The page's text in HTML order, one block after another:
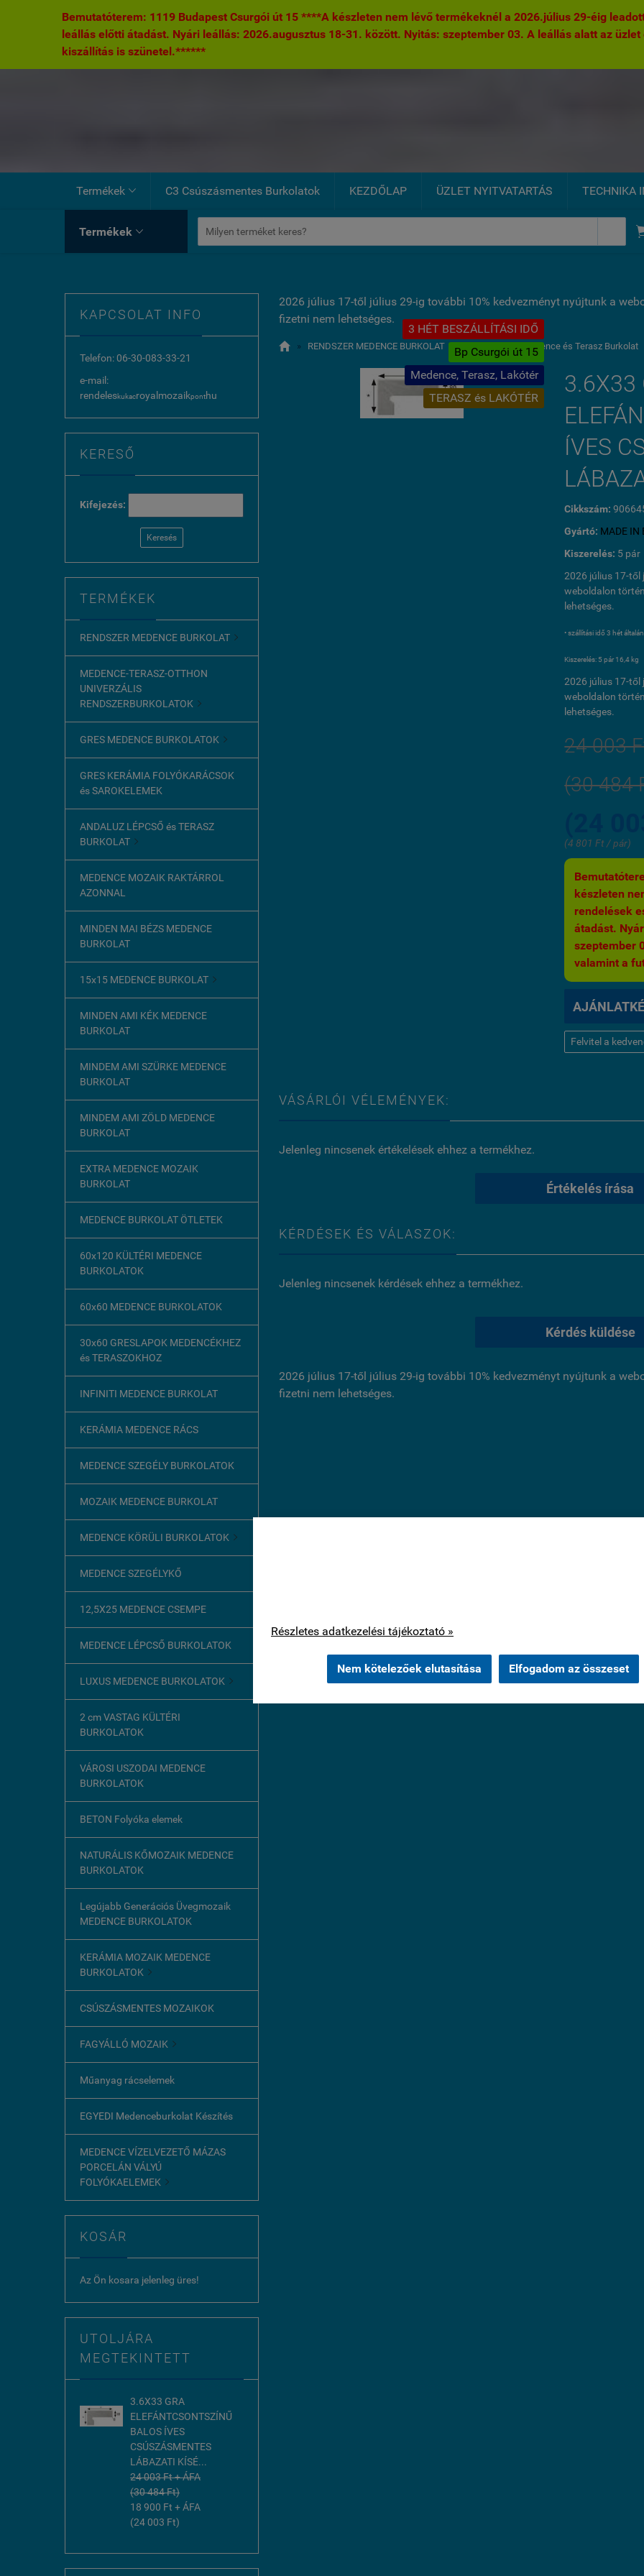
Részletes adatkezelési tájékoztató »
Nem kötelezőek elutasítása Elfogadom az összeset
Bemutatóterem: 1119 Budapest Csurgói út 15 ****A készleten nem lévő termékeknél a 2026.július 29-éig
leállás előtti átadást. Nyári leállás: 2026.augusztus 18-31. között. Nyitás: szeptember 03. A leállás alatt az
kiszállítás is szünetel.******
Termékek  C3 Csúszásmentes Burkolatok KEZDŐLAP ÜZLET NYITVATARTÁS TECHNIKA
Termékek 
KAPCSOLAT INFO
Telefon: 06-30-083-33-21
e-mail:
rendeleskukacroyalmozaikponthu
KERESŐ
Kifejezés:
Keresés
TERMÉKEK
RENDSZER MEDENCE BURKOLAT 
MEDENCE-TERASZ-OTTHON
UNIVERZÁLIS
RENDSZERBURKOLATOK 
GRES MEDENCE BURKOLATOK 
GRES KERÁMIA FOLYÓKARÁCSOK
és SAROKELEMEK
ANDALUZ LÉPCSŐ és TERASZ
BURKOLAT 
MEDENCE MOZAIK RAKTÁRROL
AZONNAL
MINDEN MAI BÉZS MEDENCE
BURKOLAT
15x15 MEDENCE BURKOLAT 
MINDEN AMI KÉK MEDENCE
BURKOLAT
MINDEM AMI SZÜRKE MEDENCE
BURKOLAT
MINDEM AMI ZÖLD MEDENCE
BURKOLAT
EXTRA MEDENCE MOZAIK
BURKOLAT
MEDENCE BURKOLAT ÖTLETEK
60x120 KÜLTÉRI MEDENCE
BURKOLATOK
60x60 MEDENCE BURKOLATOK
30x60 GRESLAPOK MEDENCÉKHEZ
és TERASZOKHOZ
INFINITI MEDENCE BURKOLAT
KERÁMIA MEDENCE RÁCS
MEDENCE SZEGÉLY BURKOLATOK
MOZAIK MEDENCE BURKOLAT
MEDENCE KÖRÜLI BURKOLATOK 
MEDENCE SZEGÉLYKŐ
12,5X25 MEDENCE CSEMPE
MEDENCE LÉPCSŐ BURKOLATOK
LUXUS MEDENCE BURKOLATOK 
2 cm VASTAG KÜLTÉRI
BURKOLATOK
VÁROSI USZODAI MEDENCE
BURKOLATOK
BETON Folyóka elemek
NATURÁLIS KŐMOZAIK MEDENCE
BURKOLATOK
Legújabb Generációs Üvegmozaik
MEDENCE BURKOLATOK
KERÁMIA MOZAIK MEDENCE
BURKOLATOK 
CSÚSZÁSMENTES MOZAIKOK
FAGYÁLLÓ MOZAIK 
Műanyag rácselemek
EGYEDI Medenceburkolat Készítés
MEDENCE VÍZELVEZETŐ MÁZAS
PORCELÁN VÁLYÚ
FOLYÓKAELEMEK 
KOSÁR
Az Ön kosara jelenleg üres!
UTOLJÁRA
MEGTEKINTETT
3.6X33 GRA
ELEFÁNTCSONTSZÍNŰ
BALOS ÍVES
CSÚSZÁSMENTES
LÁBAZATI KÍSÉ...
24 003 Ft + ÁFA
(30 484 Ft)
18 900 Ft + ÁFA
(24 003 Ft)
2026 július 17-től július 29-ig további 10% kedvezményt nyújtunk a
fizetni nem lehetséges.
 » RENDSZER MEDENCE BURKOLAT » GRA MATERIA Medence és Terasz Burkolat
3 HÉT BESZÁLLÍTÁSI IDŐ
Bp Csurgói út 15
Medence, Terasz, Lakótér
TERASZ és LAKÓTÉR
3.6X33
ÍVES
Cikkszám:
Gyártó: MADE IN
Kiszerelés: 5 pár
2026 július 17-től
weboldalon
lehetséges.
• szállítási idő 3 hét
Kiszerelés: 5 pár 16,4 kg
2026 július 17-től
weboldalon
lehetséges.
24 003
(30 484
(4 801 Ft / pár)
készleten
rendelések
átadást.
szeptember
valamint a
Felvitel a
VÁSÁRLÓI VÉLEMÉNYEK:
Jelenleg nincsenek értékelések ehhez a termékhez.
Értékelés írása
KÉRDÉSEK ÉS VÁLASZOK:
Jelenleg nincsenek kérdések ehhez a termékhez.
Kérdés küldése
2026 július 17-től július 29-ig további 10% kedvezményt nyújtunk a
fizetni nem lehetséges.